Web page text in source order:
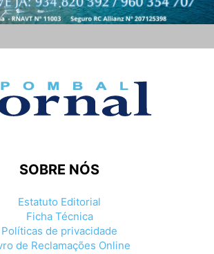
SOBRE NÓS
Estatuto Editorial
Ficha Técnica
Políticas de privacidade
de Reclamações Online